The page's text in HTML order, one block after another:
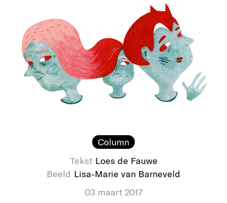
Column
Tekst Loes de Fauwe
Beeld Lisa-Marie van Barneveld
03 maart 2017